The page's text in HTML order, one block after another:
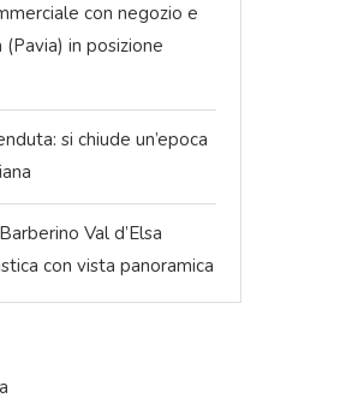
con negozio e
in posizione
si chiude un’epoca
Val d’Elsa
con vista panoramica